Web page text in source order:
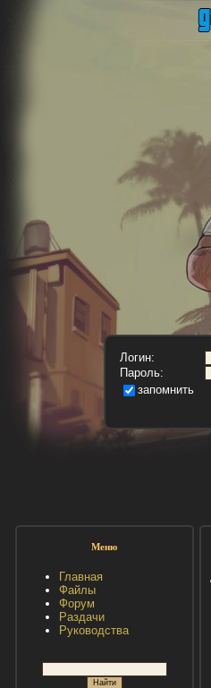
Логин:
Пароль:
запомнить
Меню
Главная
Файлы
Форум
Раздачи
Руководства